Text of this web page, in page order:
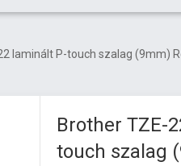
laminált P-touch szalag (9mm)
Brother TZE-
touch szalag